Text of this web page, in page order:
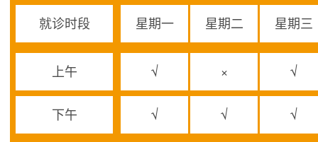
就诊时段 星期一 星期二 星期三
上午 √ × √
下午 √ √ √